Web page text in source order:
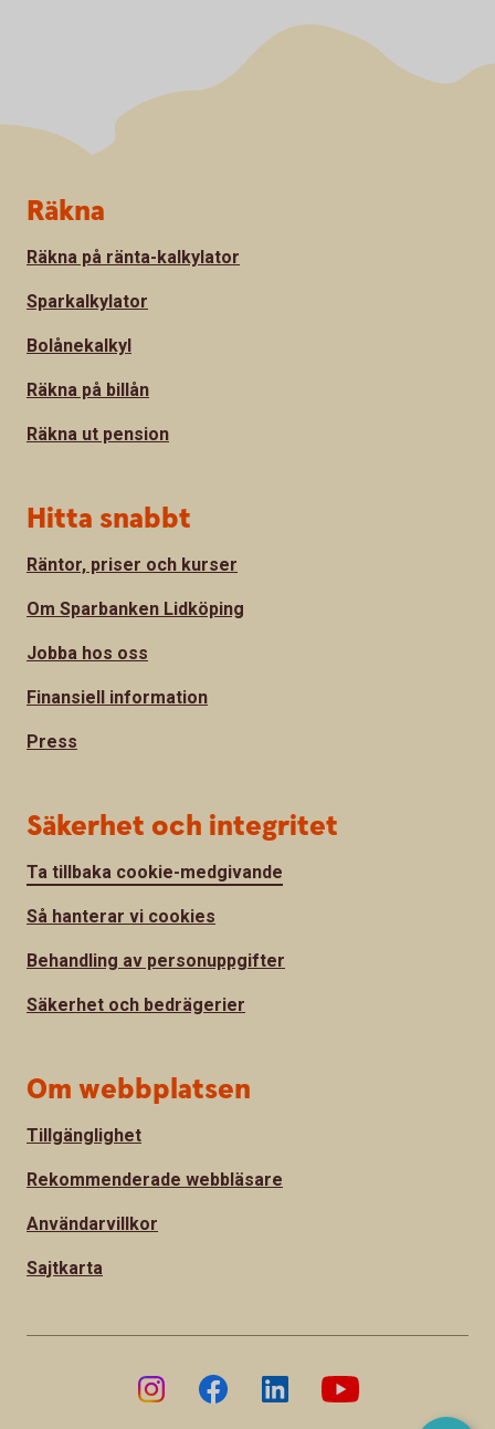
Sidfot
Räkna
Räkna på ränta-kalkylator
Sparkalkylator
Bolånekalkyl
Räkna på billån
Räkna ut pension
Hitta snabbt
Räntor, priser och kurser
Om Sparbanken Lidköping
Jobba hos oss
Finansiell information
Press
Säkerhet och integritet
Ta tillbaka cookie-medgivande
Så hanterar vi cookies
Behandling av personuppgifter
Säkerhet och bedrägerier
Om webbplatsen
Tillgänglighet
Rekommenderade webbläsare
Användarvillkor
Sajtkarta